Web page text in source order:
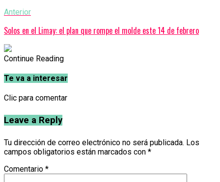
Anterior
Solos en el Limay: el plan que rompe el molde este 14 de febrero
Continue Reading
Te va a interesar
Clic para comentar
Leave a Reply
Tu dirección de correo electrónico no será publicada. Los
campos obligatorios están marcados con *
Comentario *